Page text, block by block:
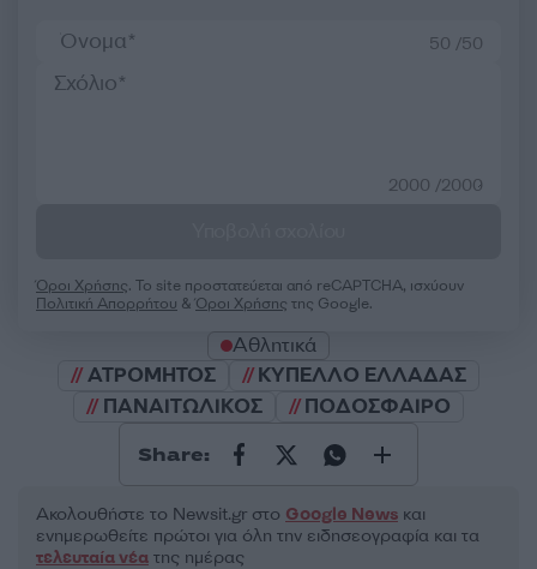
50 /50
2000 /2000
Όροι Χρήσης. Το site προστατεύεται από reCAPTCHA, ισχύουν
Πολιτική Απορρήτου &Όροι Χρήσης της Google.
Αθλητικά
ΑΤΡΟΜΗΤΟΣ
ΚΥΠΕΛΛΟ ΕΛΛΑΔΑΣ
ΠΑΝΑΙΤΩΛΙΚΟΣ
ΠΟΔΟΣΦΑΙΡΟ
Share:
Ακολουθήστε το Νewsit.gr στο Google News και
ενημερωθείτε πρώτοι για όλη την ειδησεογραφία και τα
τελευταία νέα της ημέρας